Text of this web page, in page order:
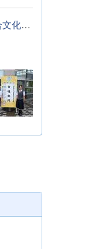
第50回全国高等学校総合文化祭「音楽部」のご報告